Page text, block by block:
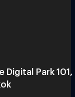
Park 101,